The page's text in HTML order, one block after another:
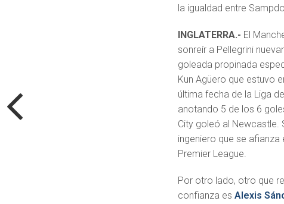
la igualdad entre
INGLATERRA.- El
sonreír a Pellegrini
goleada propinada
Kun Agüero que estuvo
última fecha de la Liga
anotando 5 de los 6
City goleó al Newcastle.
ingeniero que se afianza
Premier League.
Por otro lado, otro que
confianza esAlexis